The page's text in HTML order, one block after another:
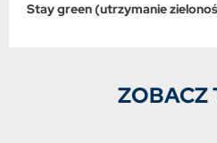
Stay green (utrzymanie
ZOBACZ